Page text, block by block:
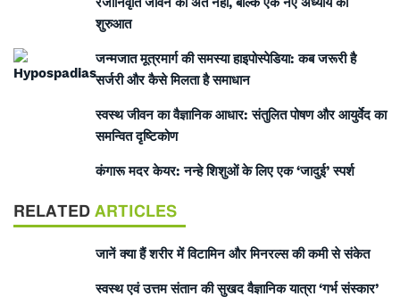
शुरुआत
जन्मजात मूत्रमार्ग की समस्या हाइपोस्पेडिया: कब जरूरी है
सर्जरी और कैसे मिलता है समाधान
स्वस्थ जीवन का वैज्ञानिक आधार: संतुलित पोषण और आयुर्वेद का
समन्वित दृष्टिकोण
कंगारू मदर केयर: नन्हे शिशुओं के लिए एक ‘जादुई’ स्पर्श
RELATED ARTICLES
जानें क्या हैं शरीर में विटामिन और मिनरल्स की कमी से संकेत
स्वस्थ एवं उत्तम संतान की सुखद वैज्ञानिक यात्रा ‘गर्भ संस्कार’